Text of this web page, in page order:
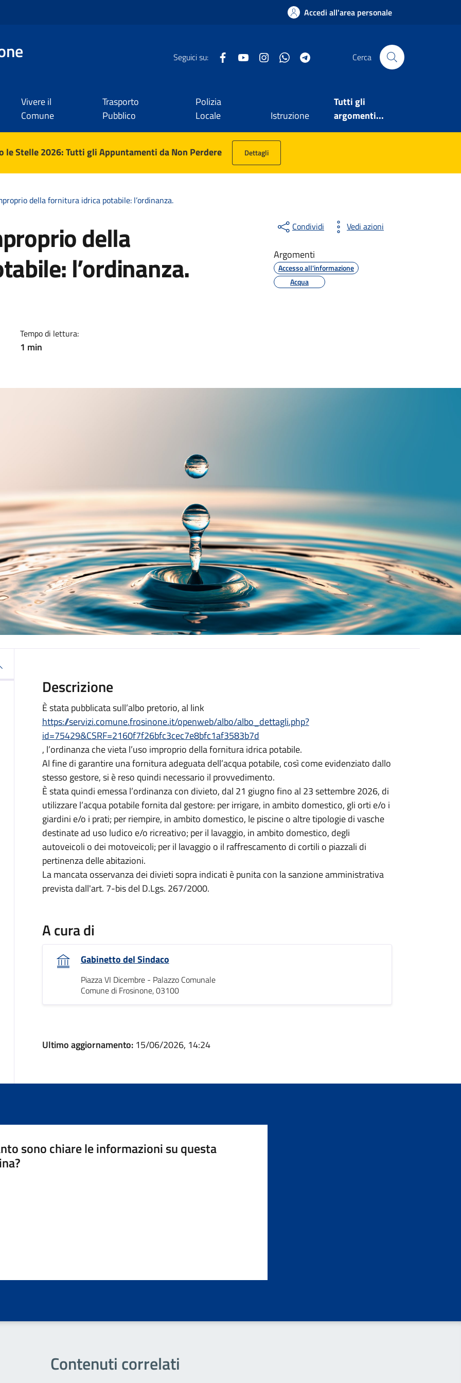
Accedi all'area personale
Seguici su: FacebookYouTube InstagramWhatsApp Cerca
Vivere il
Comune
Trasporto
Pubblico
Polizia
Locale
Istruzione
Tutti gli
argomenti...
le Stelle 2026: Tutti gli Appuntamenti da Non Perdere Dettagli
della fornitura idrica potabile: l’ordinanza.
della
l’ordinanza.
Tempo di lettura:
1 min
Condividi Vedi azioni
Argomenti
Accesso all'informazione
Acqua
Descrizione
È stata pubblicata sull’albo pretorio, al link
https://servizi.comune.frosinone.it/openweb/albo/albo_dettagli.php?
id=75429&CSRF=2160f7f26bfc3cec7e8bfc1af3583b7d
, l’ordinanza che vieta l’uso improprio della fornitura idrica potabile.
Al fine di garantire una fornitura adeguata dell’acqua potabile, così come evidenziato dallo
stesso gestore, si è reso quindi necessario il provvedimento.
È stata quindi emessa l’ordinanza con divieto, dal 21 giugno fino al 23 settembre 2026, di
utilizzare l’acqua potabile fornita dal gestore: per irrigare, in ambito domestico, gli orti e/o i
giardini e/o i prati; per riempire, in ambito domestico, le piscine o altre tipologie di vasche
destinate ad uso ludico e/o ricreativo; per il lavaggio, in ambito domestico, degli
autoveicoli o dei motoveicoli; per il lavaggio o il raffrescamento di cortili o piazzali di
pertinenza delle abitazioni.
La mancata osservanza dei divieti sopra indicati è punita con la sanzione amministrativa
prevista dall'art. 7-bis del D.Lgs. 267/2000.
A cura di
Gabinetto del Sindaco
Piazza VI Dicembre - Palazzo Comunale
Comune di Frosinone, 03100
Ultimo aggiornamento: 15/06/2026, 14:24
sono chiare le informazioni su questa
Contenuti correlati